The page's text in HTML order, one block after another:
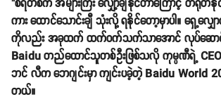
"စရိတ်စက အများကြီး လျှော့ချနိုင်တာကြောင့် တရုတ်
ကား ထောင်သောင်းချီ သုံးလို့ ရနိုင်တော့မှာပါ။ ရှေ့လျှ
ကိုလည်း အခုထက် ထက်ဝက်သက်သာအောင် လုပ်ဆော
Baidu တည်ထောင်သူတစ်ဦးဖြစ်သလို ကုမ္ပဏီရဲ့
ဘင် လီက ဘေဂျင်းမှာ ကျင်းပခဲ့တဲ့ Baidu World
တယ်။